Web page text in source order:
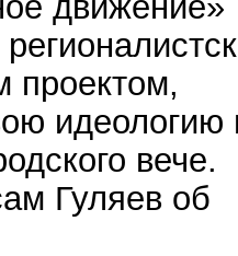
проектом,
идеологию
вече.
Гуляев об